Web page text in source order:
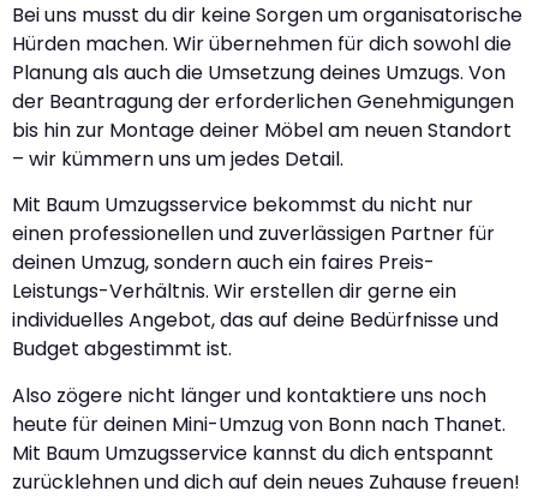
Bei uns musst du dir keine Sorgen um organisatorische
Hürden machen. Wir übernehmen für dich sowohl die
Planung als auch die Umsetzung deines Umzugs. Von
der Beantragung der erforderlichen Genehmigungen
bis hin zur Montage deiner Möbel am neuen Standort
– wir kümmern uns um jedes Detail.
Mit Baum Umzugsservice bekommst du nicht nur
einen professionellen und zuverlässigen Partner für
deinen Umzug, sondern auch ein faires Preis-
Leistungs-Verhältnis. Wir erstellen dir gerne ein
individuelles Angebot, das auf deine Bedürfnisse und
Budget abgestimmt ist.
Also zögere nicht länger und kontaktiere uns noch
heute für deinen Mini-Umzug von Bonn nach Thanet.
Mit Baum Umzugsservice kannst du dich entspannt
zurücklehnen und dich auf dein neues Zuhause freuen!